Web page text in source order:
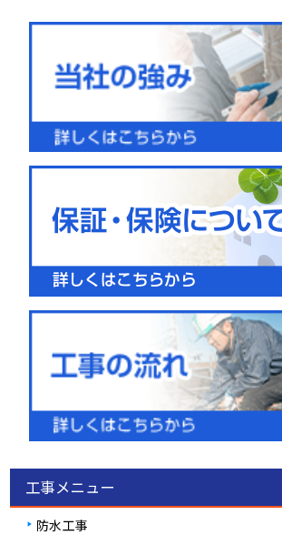
工事メニュー
防水工事